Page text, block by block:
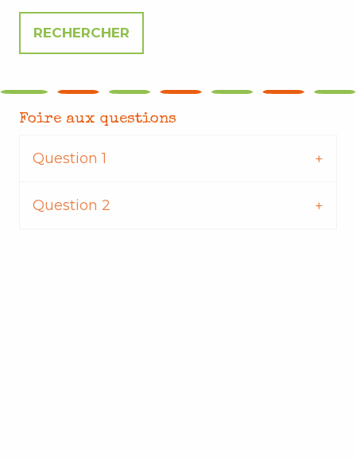
Foire aux questions
Question 1
Question 2